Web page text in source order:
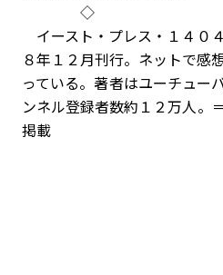
◇
イースト・プレス・１４０
８年１２月刊行。ネットで感
っている。著者はユーチュー
ンネル登録者数約１２万人。
掲載